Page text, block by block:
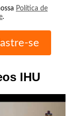
Política de
.
IHU